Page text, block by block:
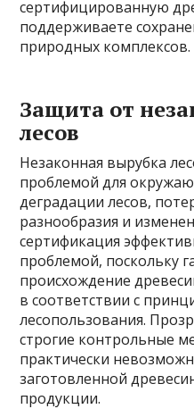
сертифицированную
поддерживаете
природных комплексов.
Защита от
лесов
Незаконная вырубка
проблемой для
деградации лесов,
разнообразия и
сертификация
проблемой, поскольку
происхождение
в соответствии с
лесопользования.
строгие контрольные
практически
заготовленной
продукции.